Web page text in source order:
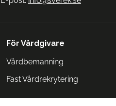
För Vårdgivare
Vårdbemanning
Fast Vårdrekrytering